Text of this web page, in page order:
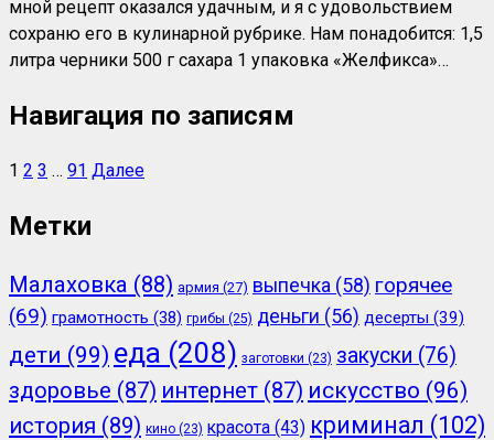
мной рецепт оказался удачным, и я с удовольствием
сохраню его в кулинарной рубрике. Нам понадобится: 1,5
литра черники 500 г сахара 1 упаковка «Желфикса»…
Навигация по записям
1 2 3 … 91 Далее
Метки
Малаховка (88) армия (27) выпечка (58) горячее
(69) грамотность (38) грибы (25) деньги (56) десерты (39)
дети (99) еда (208) заготовки (23) закуски (76)
здоровье (87) интернет (87) искусство (96)
история (89) кино (23) красота (43) криминал (102)